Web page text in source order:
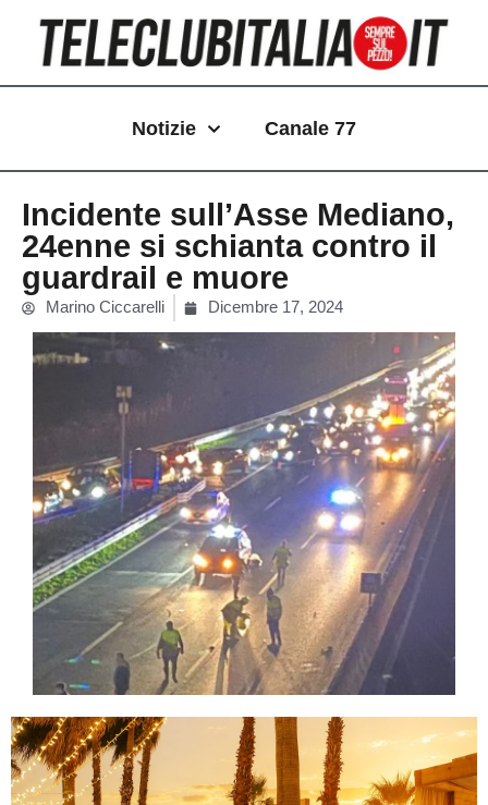
contenuto
Notizie Canale 77
Incidente sull’Asse Mediano,
24enne si schianta contro il
guardrail e muore
Marino Ciccarelli Dicembre 17, 2024